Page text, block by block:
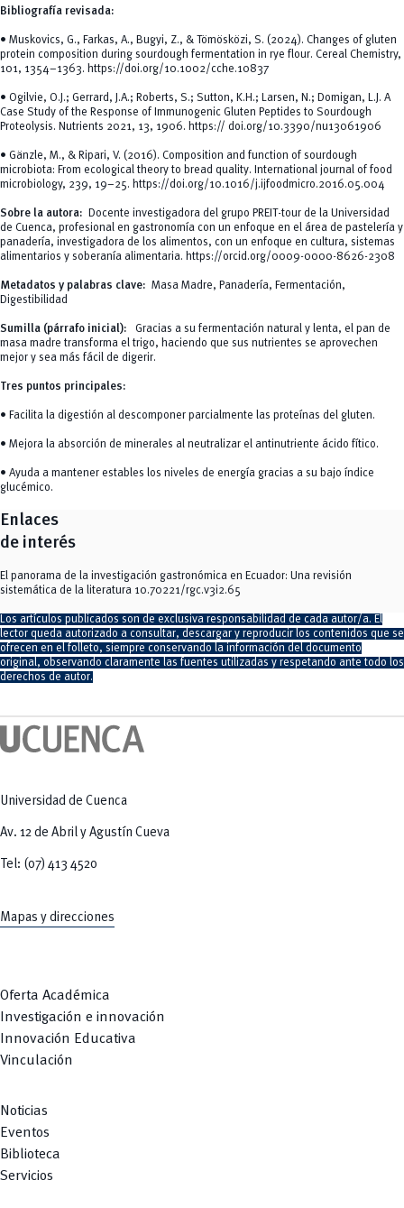
Bibliografía revisada:
• Muskovics, G., Farkas, A., Bugyi, Z., & Tömösközi, S. (2024). Changes of gluten
protein composition during sourdough fermentation in rye flour. Cereal Chemistry,
101, 1354–1363. https://doi.org/10.1002/cche.10837
• Ogilvie, O.J.; Gerrard, J.A.; Roberts, S.; Sutton, K.H.; Larsen, N.; Domigan, L.J. A
Case Study of the Response of Immunogenic Gluten Peptides to Sourdough
Proteolysis. Nutrients 2021, 13, 1906. https:// doi.org/10.3390/nu13061906
• Gänzle, M., & Ripari, V. (2016). Composition and function of sourdough
microbiota: From ecological theory to bread quality. International journal of food
microbiology, 239, 19–25. https://doi.org/10.1016/j.ijfoodmicro.2016.05.004
Sobre la autora: Docente investigadora del grupo PREIT-tour de la Universidad
de Cuenca, profesional en gastronomía con un enfoque en el área de pastelería y
panadería, investigadora de los alimentos, con un enfoque en cultura, sistemas
alimentarios y soberanía alimentaria. https://orcid.org/0009-0000-8626-2308
Metadatos y palabras clave: Masa Madre, Panadería, Fermentación,
Digestibilidad
Sumilla (párrafo inicial): Gracias a su fermentación natural y lenta, el pan de
masa madre transforma el trigo, haciendo que sus nutrientes se aprovechen
mejor y sea más fácil de digerir.
Tres puntos principales:
• Facilita la digestión al descomponer parcialmente las proteínas del gluten.
• Mejora la absorción de minerales al neutralizar el antinutriente ácido fítico.
• Ayuda a mantener estables los niveles de energía gracias a su bajo índice
glucémico.
Enlaces
de interés
El panorama de la investigación gastronómica en Ecuador: Una revisión
sistemática de la literatura 10.70221/rgc.v3i2.65
Los artículos publicados son de exclusiva responsabilidad de cada autor/a. El
lector queda autorizado a consultar, descargar y reproducir los contenidos que se
ofrecen en el folleto, siempre conservando la información del documento
original, observando claramente las fuentes utilizadas y respetando ante todo los
derechos de autor.
Universidad de Cuenca
Av. 12 de Abril y Agustín Cueva
Tel: (07) 413 4520
Mapas y direcciones
Oferta Académica
Investigación e innovación
Innovación Educativa
Vinculación
Noticias
Eventos
Biblioteca
Servicios